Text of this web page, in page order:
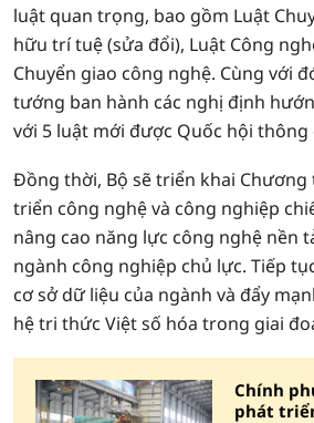
luật quan trọng, bao gồm Luật
hữu trí tuệ (sửa đổi), Luật Công
Chuyển giao công nghệ. Cùng với
tướng ban hành các nghị định
với 5 luật mới được Quốc hội thông
Đồng thời, Bộ sẽ triển khai
triển công nghệ và công nghiệp
nâng cao năng lực công nghệ nền
ngành công nghiệp chủ lực. Tiếp
cơ sở dữ liệu của ngành và đẩy
hệ tri thức Việt số hóa trong giai
Chính
phát